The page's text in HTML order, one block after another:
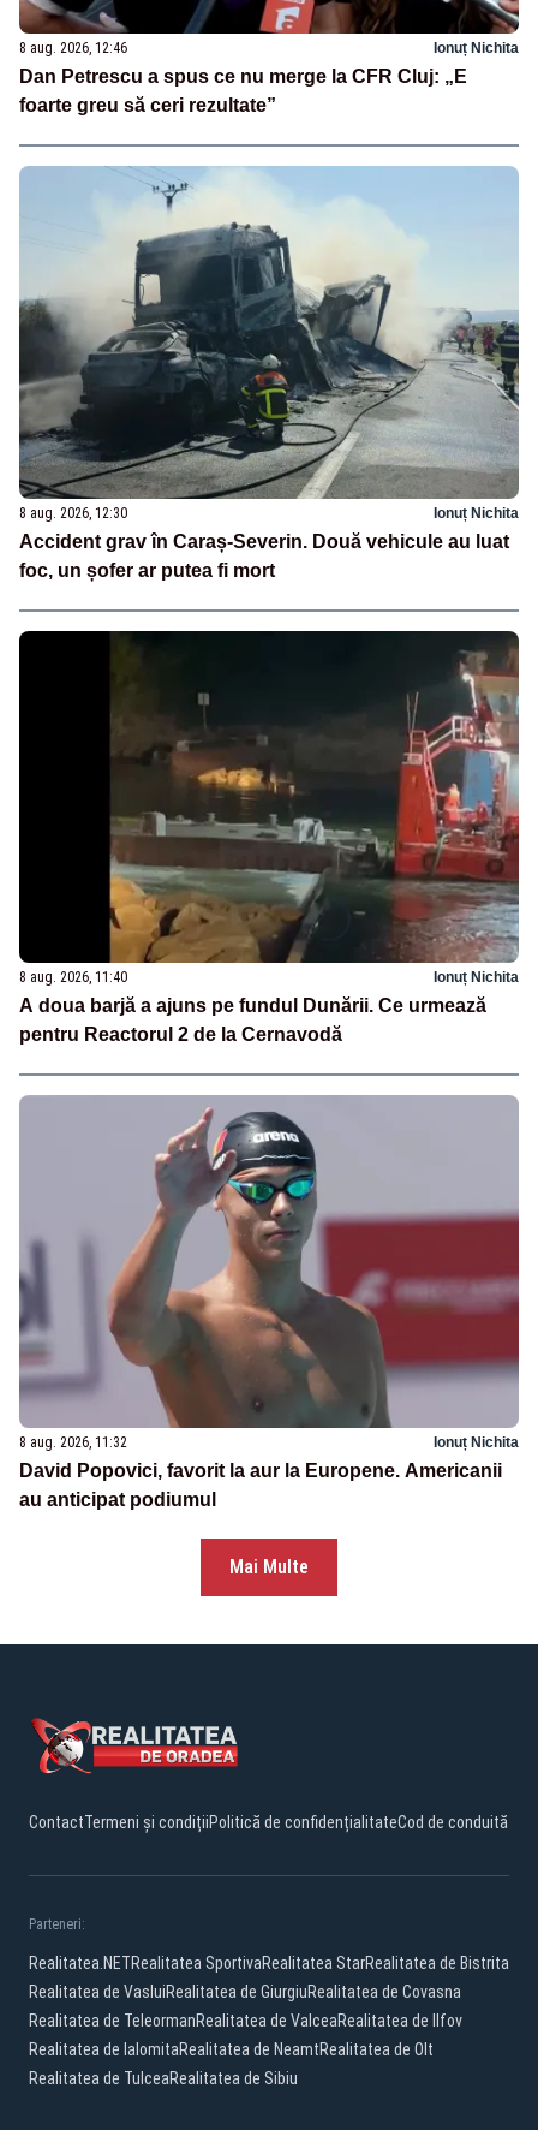
8 aug. 2026, 12:46 Ionuț Nichita
Dan Petrescu a spus ce nu merge la CFR Cluj: „E
foarte greu să ceri rezultate”
8 aug. 2026, 12:30 Ionuț Nichita
Accident grav în Caraș-Severin. Două vehicule au luat
foc, un șofer ar putea fi mort
8 aug. 2026, 11:40 Ionuț Nichita
A doua barjă a ajuns pe fundul Dunării. Ce urmează
pentru Reactorul 2 de la Cernavodă
8 aug. 2026, 11:32 Ionuț Nichita
David Popovici, favorit la aur la Europene. Americanii
au anticipat podiumul
Mai Multe
ContactTermeni și condițiiPolitică de confidențialitateCod de conduită
Parteneri:
Realitatea.NETRealitatea SportivaRealitatea StarRealitatea de Bistrita
Realitatea de VasluiRealitatea de GiurgiuRealitatea de Covasna
Realitatea de TeleormanRealitatea de ValceaRealitatea de Ilfov
Realitatea de IalomitaRealitatea de NeamtRealitatea de Olt
Realitatea de TulceaRealitatea de Sibiu